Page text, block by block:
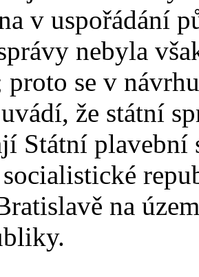
v uspořádání
nebyla
proto se v
že státní
Státní plavební
na